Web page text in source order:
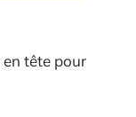
en tête pour